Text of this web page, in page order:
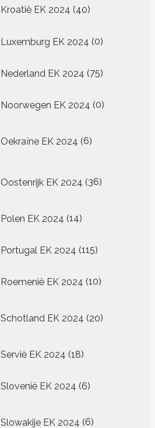
Kroatië EK 2024 4040
Luxemburg EK 2024 00
Nederland EK 2024 7575
Noorwegen EK 2024 00
Oekraïne EK 2024 6
producten
Oostenrijk EK 2024 36
producten
Polen EK 2024 1414
Portugal EK 2024 115115
Roemenië EK 2024 1010
Schotland EK 2024 20
producten
Servië EK 2024 1818
Slovenië EK 2024 66
Slowakije EK 2024 6